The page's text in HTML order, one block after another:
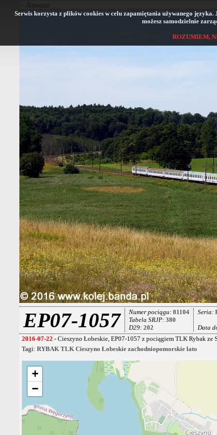
Serwis korzysta z plików cookies w celu zapamiętania używanego
możesz samodzielnie
ROZUMIEM,
EP07-1057 Numer pociągu: 81104
Tabela SRJP: 380
D29: 202
Seria:
Data
2016-07-22 - Cieszyno Łobeskie, EP07-1057 z pociągiem TLK Rybak ze
Tagi: RYBAK TLK Cieszyno Łobeskie zachodniopomorskie lato
+
−